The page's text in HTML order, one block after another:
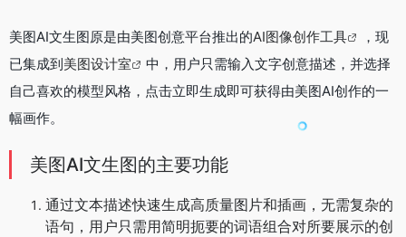
美图AI文生图原是由美图创意平台推出的AI图像创作工具
，现
已集成到美图设计室
中，用户只需输入文字创意描述，并选择
自己喜欢的模型风格，点击立即生成即可获得由美图AI创作的一
幅画作。
美图AI文生图的主要功能
通过文本描述快速生成高质量图片和插画，无需复杂的
语句，用户只需用简明扼要的词语组合对所要展示的创